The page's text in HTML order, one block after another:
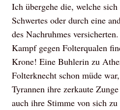
Ich übergehe die, welche
Schwertes oder durch eine
des Nachruhmes
Kampf gegen Folterqualen
Krone! Eine Buhlerin zu
Folterknecht schon müde
Tyrannen ihre zerkaute
auch ihre Stimme von sich